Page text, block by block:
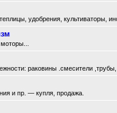
удобрения, культиваторы,
раковины .смесители
и пр. — купля, продажа.